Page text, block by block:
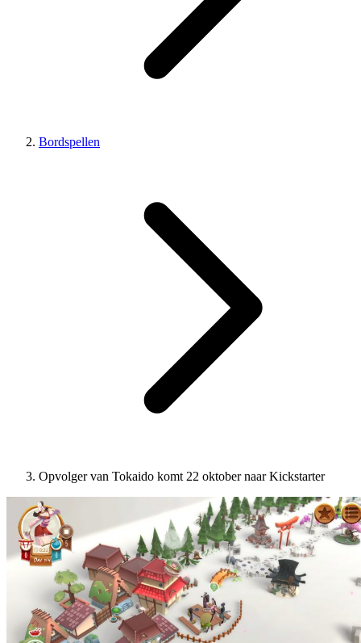
Bordspellen
Opvolger van Tokaido komt 22 oktober naar Kickstarter